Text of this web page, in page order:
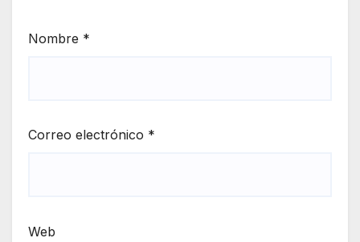
Nombre *
Correo electrónico *
Web